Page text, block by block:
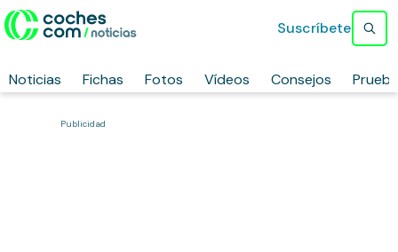
Noticias Fichas Fotos Vídeos Consejos
Suscríbete
Publicidad